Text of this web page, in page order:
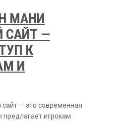
МАНИ
САЙТ —
К
И
— это современная
игрокам